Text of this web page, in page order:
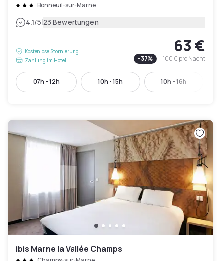
Bonneuil-sur-Marne
4.1/5|23 Bewertungen
Kostenlose Stornierung
Zahlung im Hotel
63 €
-37% 100 €pro Nacht
07h - 12h 10h - 15h 10h - 16h
ibis Marne la Vallée Champs